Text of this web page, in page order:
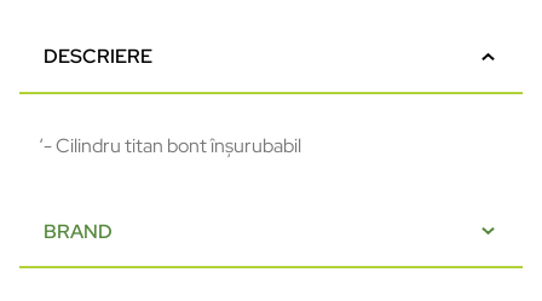
DESCRIERE
‘- Cilindru titan bont înșurubabil
BRAND